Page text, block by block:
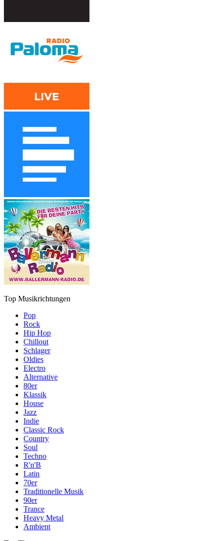
Top Musikrichtungen
Pop
Rock
Hip Hop
Chillout
Schlager
Oldies
Electro
Alternative
80er
Klassik
House
Jazz
Indie
Classic Rock
Country
Soul
Techno
R'n'B
Latin
70er
Traditionelle Musik
90er
Trance
Heavy Metal
Ambient